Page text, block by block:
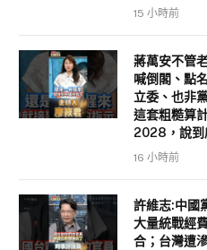
15 小時前
蔣萬安不管
喊倒閣、點
立委、也非
這套粗糙算
2028，說到
16 小時前
許維志:中國
大量統戰經
合；台灣遭